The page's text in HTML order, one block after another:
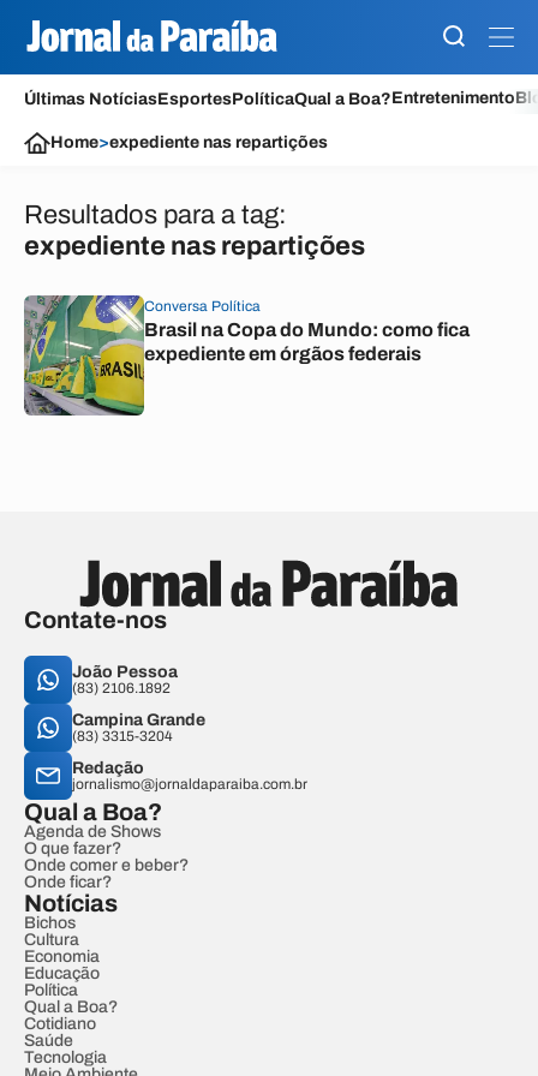
Últimas NotíciasEsportesPolíticaQual a Boa?Entretenimento
Home>expediente nas repartições
Resultados para a tag:
expediente nas repartições
Conversa Política
Brasil na Copa do Mundo: como fica
expediente em órgãos federais
Contate-nos
João Pessoa
(83) 2106.1892
Campina Grande
(83) 3315-3204
Redação
jornalismo@jornaldaparaiba.com.br
Qual a Boa?
Agenda de Shows
O que fazer?
Onde comer e beber?
Onde ficar?
Notícias
Bichos
Cultura
Economia
Educação
Política
Qual a Boa?
Cotidiano
Saúde
Tecnologia